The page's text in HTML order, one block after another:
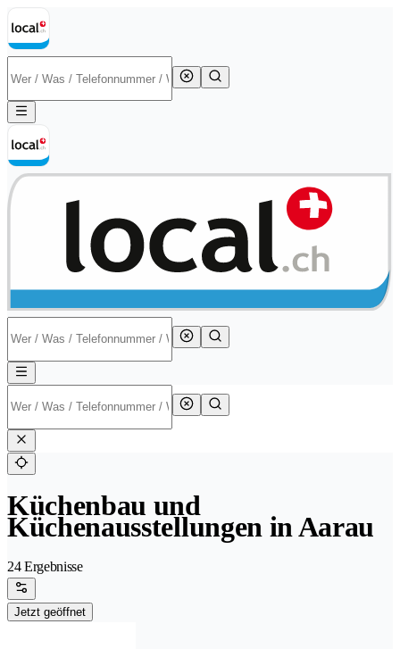
Küchenbau und
Küchenausstellungen in Aarau
24 Ergebnisse
Jetzt geöffnet